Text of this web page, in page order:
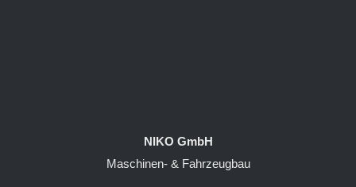
NIKO GmbH
Maschinen- & Fahrzeugbau